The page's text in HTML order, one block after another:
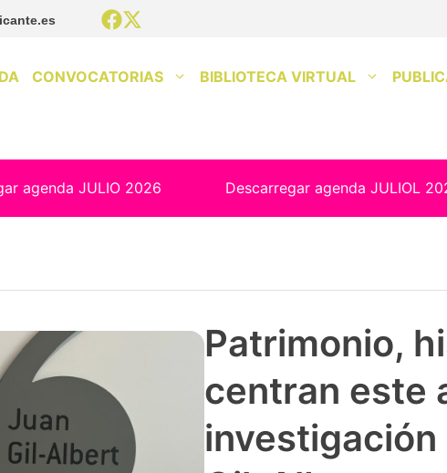
CONVOCATORIAS BIBLIOTECA VIRTUAL
agenda JULIO 2026 Descarregar agenda JULIOL
Patrimonio,
centran este